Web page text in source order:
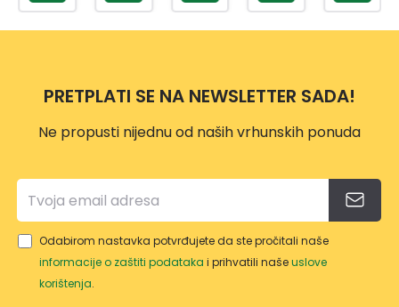
PRETPLATI SE NA NEWSLETTER SADA!
Ne propusti nijednu od naših vrhunskih ponuda
Odabirom nastavka potvrđujete da ste pročitali naše
informacije o zaštiti podataka i prihvatili našeuslove
korištenja.